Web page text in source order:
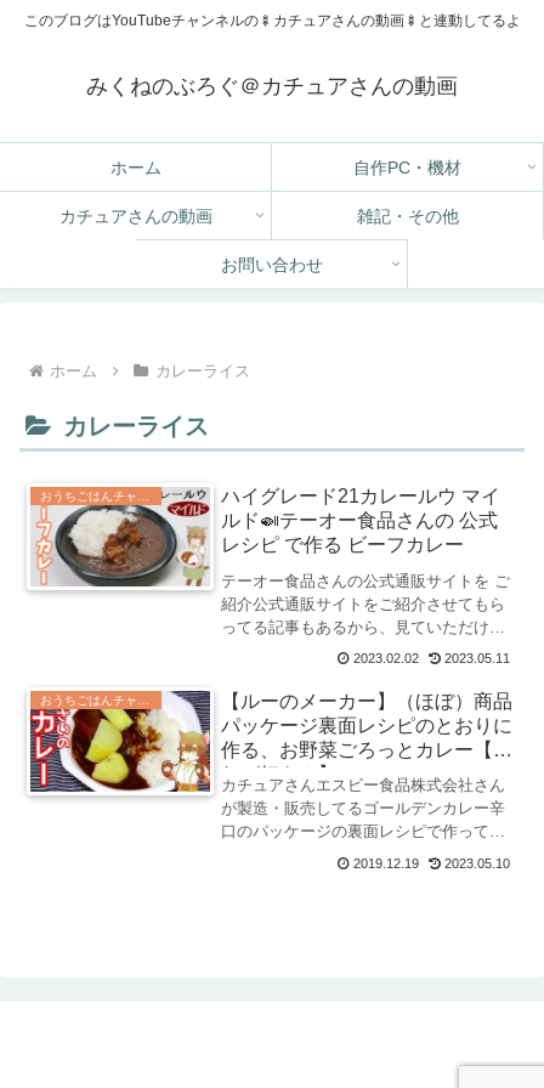
このブログはYouTubeチャンネルの🍢カチュアさんの動画🍢と連動してるよ
みくねのぶろぐ＠カチュアさんの動画
ホーム 自作PC・機材
カチュアさんの動画 雑記・その他
お問い合わせ
ホーム カレーライス
カレーライス
ハイグレード21カレールウ マイ
ルド🍛テーオー食品さんの 公式
レシピ で作る ビーフカレー
テーオー食品さんの公式通販サイトを ご
紹介公式通販サイトをご紹介させてもら
ってる記事もあるから、見ていただけた
ら嬉しいよ！テーオー食品さんの公式通
ールウ マイルド
2023.02.02 2023.05.11
【ルーのメーカー】（ほぼ）商品
パッケージ裏面レシピのとおりに
作る、お野菜ごろっとカレー【ど
れが好き？】
カチュアさんエスビー食品株式会社さん
が製造・販売してるゴールデンカレー辛
口のパッケージの裏面レシピで作ってみ
たよ。【ルーのメーカー】（ほぼ）商品
2019.12.19 2023.05.10